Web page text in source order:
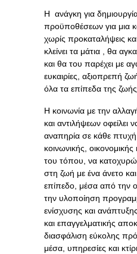
Η ανάγκη για
προϋποθέσεων για μια
χωρίς προκαταλήψεις
κλείνει τα μάτια , θα
και θα του παρέχει με
ευκαιρίες, αξιοπρεπή
όλα τα επίπεδα της ζωής,
Η κοινωνία με την
και αντιλήψεων οφείλει
αναπηρία σε κάθε πτυχή
κοινωνικής, οικονομικής
του τόπου, να
στη ζωή με ένα άνετο
επίπεδο, μέσα από την
την υλοποίηση
ενίσχυσης και
και επαγγελματικής
διασφάλιση εύκολης
μέσα, υπηρεσίες και